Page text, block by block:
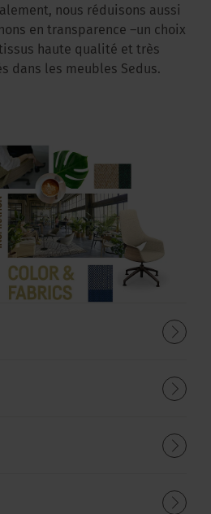
nous réduisons aussi
en transparence –un choix
haute qualité et très
dans les meubles Sedus.